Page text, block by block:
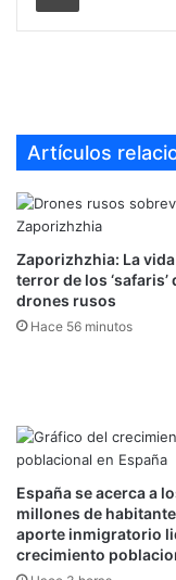
Artículos
Zaporizhzhia: La
terror de los ‘safaris’
drones rusos
Hace 56 minutos
España se acerca a
millones de
aporte inmigratorio
crecimiento